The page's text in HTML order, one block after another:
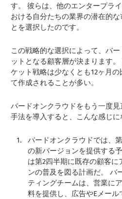
す。 彼らは、他のエンタープラ
おける自分たちの業界の潜在的
とを選択したのです。
この戦略的な選択によって、バ
ットとなる顧客層が決まります
ケット戦略は少なくとも12ヶ月
て作成されることが多い。
バードオンクラウドをもう一度
手法を導入すると、こんな感じに
バードオンクラウドでは、
の新バージョンを提供する
は第2四半期に既存の顧客に
ンの普及を図る計画だ。 バ
ティングチームは、営業に
料を提供し、広告やEメー